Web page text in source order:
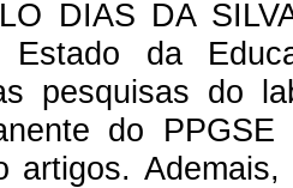
DIAS DA
da
pesquisas do
do
artigos.